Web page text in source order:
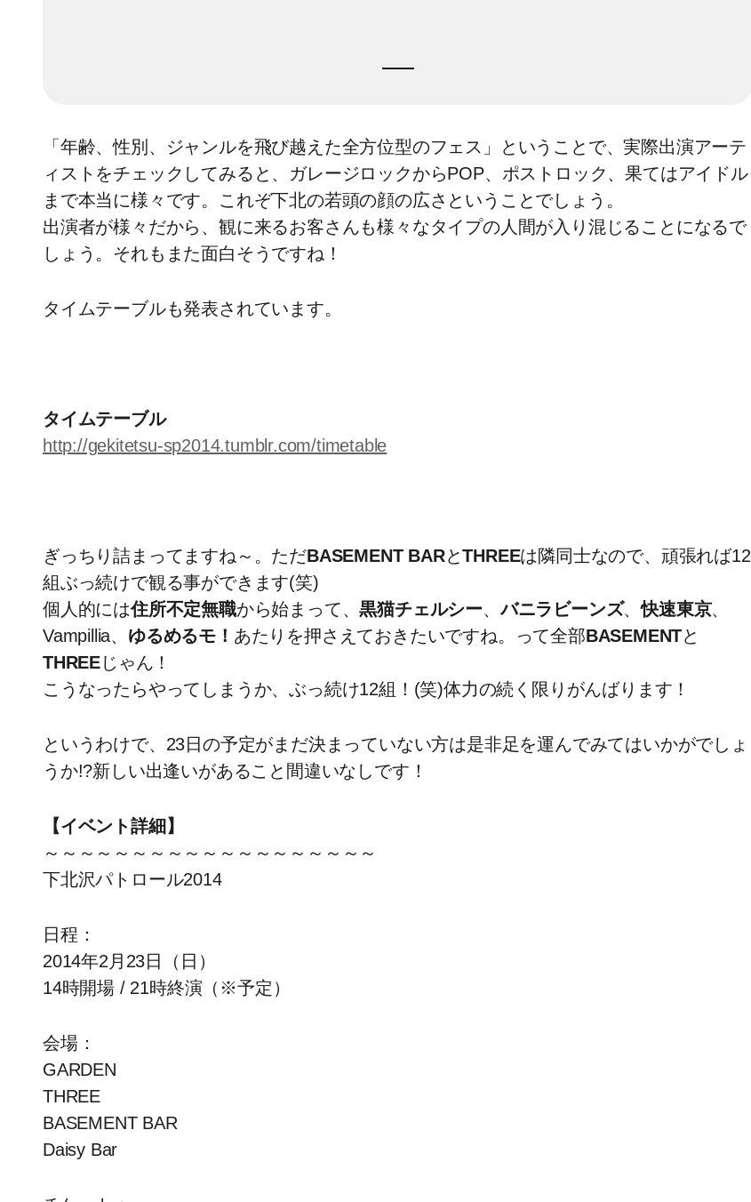
「年齢、性別、ジャンルを飛び越えた全方位型のフェス」ということで、実際出演アーテ
ィストをチェックしてみると、ガレージロックからPOP、ポストロック、果てはアイドル
まで本当に様々です。これぞ下北の若頭の顔の広さということでしょう。
出演者が様々だから、観に来るお客さんも様々なタイプの人間が入り混じることになるで
しょう。それもまた面白そうですね！
タイムテーブルも発表されています。
タイムテーブル
http://gekitetsu-sp2014.tumblr.com/timetable
ぎっちり詰まってますね～。ただBASEMENT BARとTHREEは隣同士なので、頑張れば12
組ぶっ続けで観る事ができます(笑)
個人的には住所不定無職から始まって、黒猫チェルシー、バニラビーンズ、快速東京、
Vampillia、 ゆるめるモ！ あたりを押さえておきたいですね。って全部BASEMENTと
THREEじゃん！
こうなったらやってしまうか、ぶっ続け12組！(笑)体力の続く限りがんばります！
というわけで、23日の予定がまだ決まっていない方は是非足を運んでみてはいかがでしょ
うか!?新しい出逢いがあること間違いなしです！
【イベント詳細】
～～～～～～～～～～～～～～～～～～～
下北沢パトロール2014
日程：
2014年2月23日（日）
14時開場 / 21時終演（※予定）
会場：
GARDEN
THREE
BASEMENT BAR
Daisy Bar